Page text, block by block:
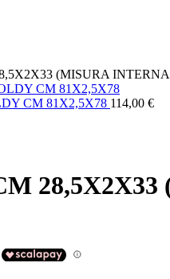
(MISURA
CM 81X2,5X78 114,00 €